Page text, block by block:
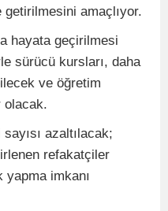
amaçlıyor.
hayata geçirilmesi
sürücü kursları, daha
ve öğretim
olacak.
azaltılacak;
refakatçiler
imkanı